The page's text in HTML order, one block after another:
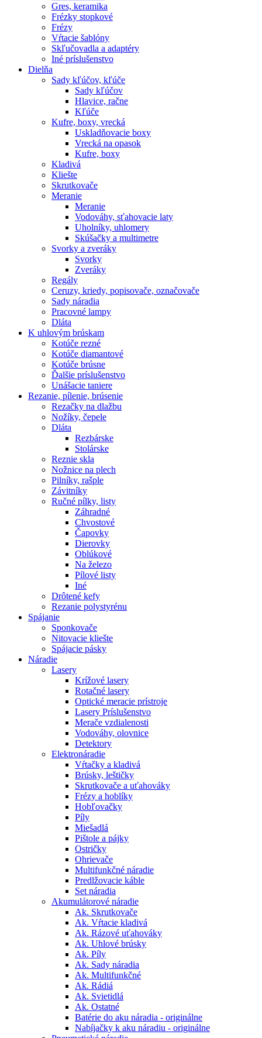
Gres, keramika
Frézky stopkové
Frézy
Vŕtacie šablóny
Skľučovadla a adaptéry
Iné príslušenstvo
Dielňa
Sady kľúčov, kľúče
Sady kľúčov
Hlavice, račne
Kľúče
Kufre, boxy, vrecká
Uskladňovacie boxy
Vrecká na opasok
Kufre, boxy
Kladivá
Kliešte
Skrutkovače
Meranie
Meranie
Vodováhy, sťahovacie laty
Uholníky, uhlomery
Skúšačky a multimetre
Svorky a zveráky
Svorky
Zveráky
Regály
Ceruzy, kriedy, popisovače, označovače
Sady náradia
Pracovné lampy
Dláta
K uhlovým brúskam
Kotúče rezné
Kotúče diamantové
Kotúče brúsne
Ďalšie príslušenstvo
Unášacie taniere
Rezanie, pílenie, brúsenie
Rezačky na dlažbu
Nožíky, čepele
Dláta
Rezbárske
Stolárske
Reznie skla
Nožnice na plech
Pilníky, rašple
Závitníky
Ručné pílky, listy
Záhradné
Chvostové
Čapovky
Dierovky
Oblúkové
Na železo
Pílové listy
Iné
Drôtené kefy
Rezanie polystyrénu
Spájanie
Sponkovače
Nitovacie kliešte
Spájacie pásky
Náradie
Lasery
Krížové lasery
Rotačné lasery
Optické meracie prístroje
Lasery Príslušenstvo
Merače vzdialenosti
Vodováhy, olovnice
Detektory
Elektronáradie
Vŕtačky a kladivá
Brúsky, leštičky
Skrutkovače a uťahováky
Frézy a hoblíky
Hobľovačky
Píly
Miešadlá
Pištole a pájky
Ostričky
Ohrievače
Multifunkčné náradie
Predlžovacie káble
Set náradia
Akumulátorové náradie
Ak. Skrutkovače
Ak. Vŕtacie kladivá
Ak. Rázové uťahováky
Ak. Uhlové brúsky
Ak. Píly
Ak. Sady náradia
Ak. Multifunkčné
Ak. Rádiá
Ak. Svietidlá
Ak. Ostatné
Batérie do aku náradia - originálne
Nabíjačky k aku náradiu - originálne